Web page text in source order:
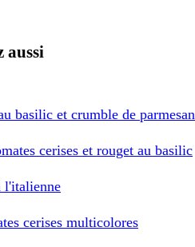
aussi
basilic et crumble de parmesan
cerises et rouget au basilic
l'italienne
cerises multicolores